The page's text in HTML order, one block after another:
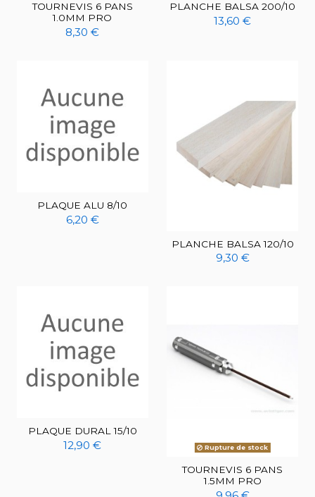
TOURNEVIS 6 PANS
1.0MM PRO
8,30 €
PLANCHE BALSA 200/10
13,60 €
PLAQUE ALU 8/10
6,20 €
PLANCHE BALSA 120/10
9,30 €
PLAQUE DURAL 15/10
12,90 € Rupture de stock
TOURNEVIS 6 PANS
1.5MM PRO